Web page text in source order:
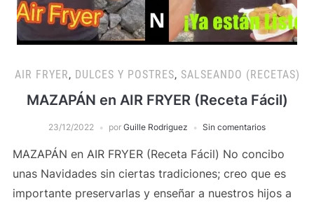
AIR FRYER, DULCES Y POSTRES, SALSEANDO (RECETAS)
MAZAPÁN en AIR FRYER (Receta Fácil)
23/12/2022 por Guille Rodriguez Sin comentarios
MAZAPÁN en AIR FRYER (Receta Fácil) No concibo
unas Navidades sin ciertas tradiciones; creo que es
importante preservarlas y enseñar a nuestros hijos a